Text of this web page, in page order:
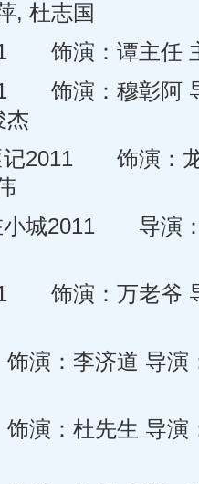
, 杜志国
演：谭主任 主
演：穆彰阿 导
杰
2011 饰演：龙
城2011 导演：
演：万老爷 导
李济道 导演：
杜先生 导演：